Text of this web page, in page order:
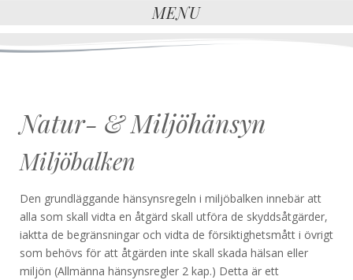
MENU
Natur- & Miljöhänsyn
Miljöbalken
Den grundläggande hänsynsregeln i miljöbalken innebär att
alla som skall vidta en åtgärd skall utföra de skyddsåtgärder,
iaktta de begränsningar och vidta de försiktighetsmått i övrigt
som behövs för att åtgärden inte skall skada hälsan eller
miljön (Allmänna hänsynsregler 2 kap.) Detta är ett